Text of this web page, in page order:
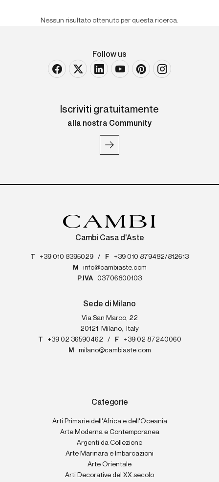
Nessun risultato ottenuto per questa ricerca.
Follow us
Iscriviti gratuitamente
alla nostra Community
Cambi Casa d'Aste
T +39 010 8395029 / F
+39 010 879482/812613
M
info@cambiaste.com
P.IVA
03706800103
Sede di Milano
Via San Marco, 22
20121
Milano,
Italy
T
+39 02 36590462 / F
+39 02 87240060
M
milano@cambiaste.com
Categorie
Arti Primarie dell'Africa e dell'Oceania
Arte Moderna e Contemporanea
Argenti da Collezione
Arte Marinara e Imbarcazioni
Arte Orientale
Arti Decorative del XX secolo